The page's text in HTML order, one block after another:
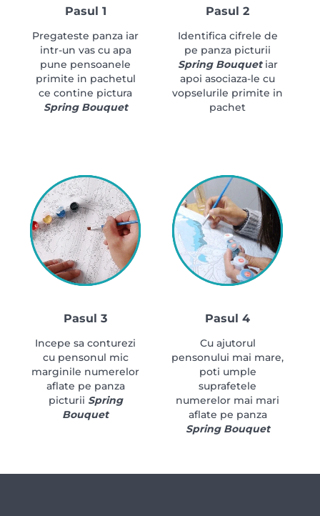
Pasul 1
Pregateste panza iar
intr-un vas cu apa
pune pensoanele
primite in pachetul
ce contine pictura
Spring Bouquet
Pasul 2
Identifica cifrele de
pe panza picturii
Spring Bouquetiar
apoi asociaza-le cu
vopselurile primite in
pachet
Pasul 3
Incepe sa conturezi
cu pensonul mic
marginile numerelor
aflate pe panza
picturii Spring
Bouquet
Pasul 4
Cu ajutorul
pensonului mai mare,
poti umple
suprafetele
numerelor mai mari
aflate pe panza
Spring Bouquet